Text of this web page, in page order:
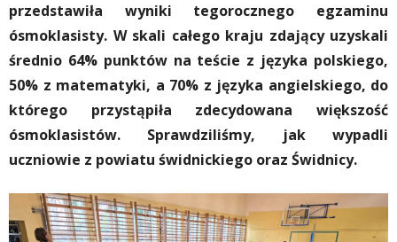
przedstawiła wyniki tegorocznego egzaminu
ósmoklasisty. W skali całego kraju zdający uzyskali
średnio 64% punktów na teście z języka polskiego,
50% z matematyki, a 70% z języka angielskiego, do
którego przystąpiła zdecydowana większość
ósmoklasistów. Sprawdziliśmy, jak wypadli
uczniowie z powiatu świdnickiego oraz Świdnicy.